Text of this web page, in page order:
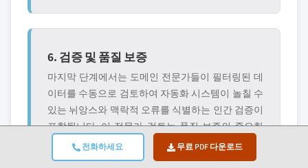
전화하세요 무료 PDF 다운로드
6. 검증 및 품질 보증
마지막 단계에서는 도메인 전문가들이 필터링된 데
이터를 수동으로 검토하여 자동화 시스템이 놀칠 수
있는 뉘앙스와 맥락적 오류를 식별하는 인간 검증이
포함됩니다. 이 전문가 검토는 품질 보증의 중요한
층을 추가하여 데이터가 연구 목표 및 도메인별 기
준에 부합하는지 확인합니다.